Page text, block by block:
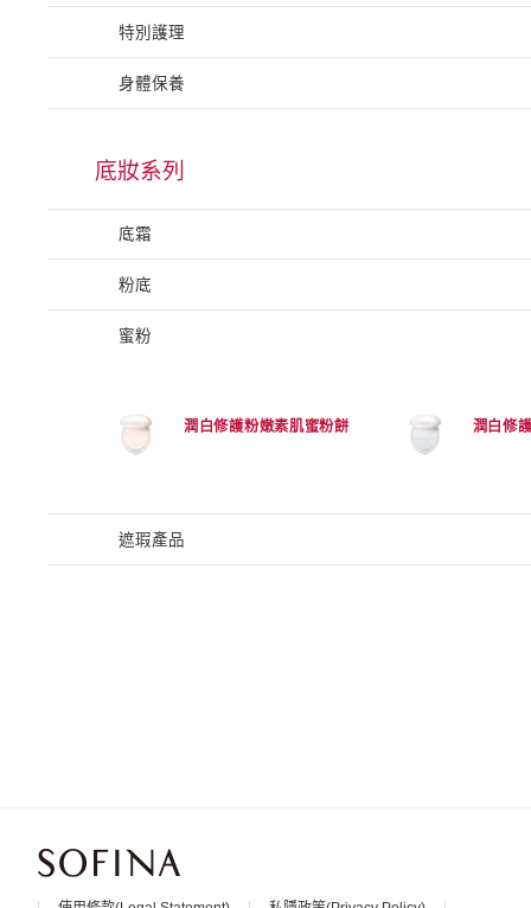
特別護理
身體保養
底妝系列
底霜
粉底
蜜粉
潤白修護粉嫩素肌蜜粉餅 潤白修
遮瑕產品